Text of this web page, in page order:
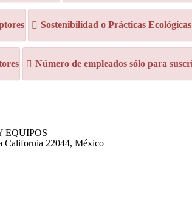
Sostenibilidad o Prácticas
Número de empleados sólo para
EQUIPOS
California 22044, México